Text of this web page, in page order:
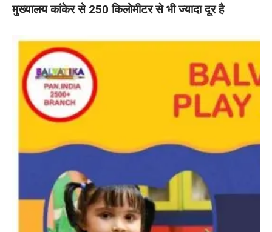
मुख्यालय कांकेर से 250 किलोमीटर से भी ज्यादा दूर है